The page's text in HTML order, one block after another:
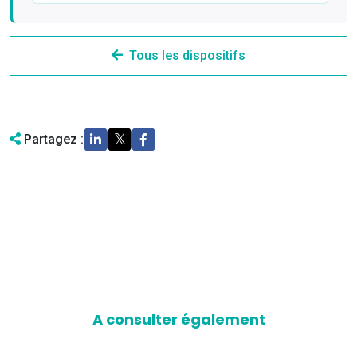
Tous les dispositifs
Partagez :
A consulter également